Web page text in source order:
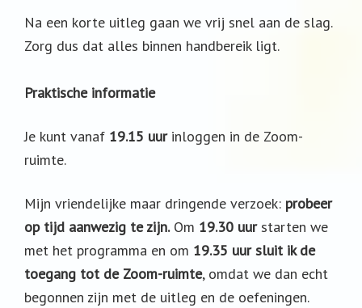
Na een korte uitleg gaan we vrij snel aan de slag.
Zorg dus dat alles binnen handbereik ligt.
Praktische informatie
Je kunt vanaf 19.15 uurinloggen in de Zoom-
ruimte.
Mijn vriendelijke maar dringende verzoek: probeer
op tijd aanwezig te zijn.Om 19.30 uurstarten we
met het programma en om 19.35 uur sluit ik de
toegang tot de Zoom-ruimte, omdat we dan echt
begonnen zijn met de uitleg en de oefeningen.